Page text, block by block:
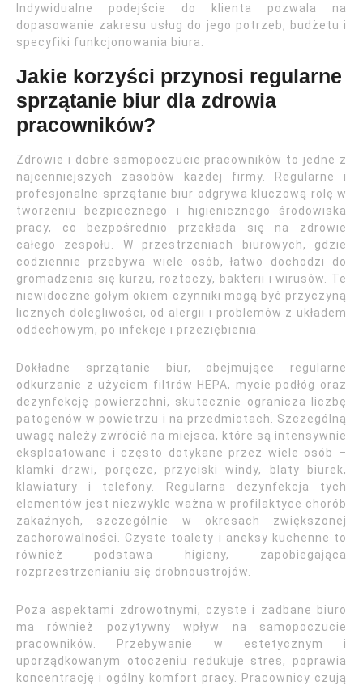
Indywidualne podejście do klienta pozwala na
dopasowanie zakresu usług do jego potrzeb, budżetu i
specyfiki funkcjonowania biura.
Jakie korzyści przynosi regularne
sprzątanie biur dla zdrowia
pracowników?
Zdrowie i dobre samopoczucie pracowników to jedne z
najcenniejszych zasobów każdej firmy. Regularne i
profesjonalne sprzątanie biur odgrywa kluczową rolę w
tworzeniu bezpiecznego i higienicznego środowiska
pracy, co bezpośrednio przekłada się na zdrowie
całego zespołu. W przestrzeniach biurowych, gdzie
codziennie przebywa wiele osób, łatwo dochodzi do
gromadzenia się kurzu, roztoczy, bakterii i wirusów. Te
niewidoczne gołym okiem czynniki mogą być przyczyną
licznych dolegliwości, od alergii i problemów z układem
oddechowym, po infekcje i przeziębienia.
Dokładne sprzątanie biur, obejmujące regularne
odkurzanie z użyciem filtrów HEPA, mycie podłóg oraz
dezynfekcję powierzchni, skutecznie ogranicza liczbę
patogenów w powietrzu i na przedmiotach. Szczególną
uwagę należy zwrócić na miejsca, które są intensywnie
eksploatowane i często dotykane przez wiele osób –
klamki drzwi, poręcze, przyciski windy, blaty biurek,
klawiatury i telefony. Regularna dezynfekcja tych
elementów jest niezwykle ważna w profilaktyce chorób
zakaźnych, szczególnie w okresach zwiększonej
zachorowalności. Czyste toalety i aneksy kuchenne to
również podstawa higieny, zapobiegająca
rozprzestrzenianiu się drobnoustrojów.
Poza aspektami zdrowotnymi, czyste i zadbane biuro
ma również pozytywny wpływ na samopoczucie
pracowników. Przebywanie w estetycznym i
uporządkowanym otoczeniu redukuje stres, poprawia
koncentrację i ogólny komfort pracy. Pracownicy czują